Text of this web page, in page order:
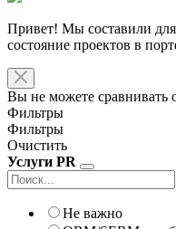
Привет! Мы составили для
состояние проектов в
Вы не можете сравнивать
Фильтры
Фильтры
Очистить
Услуги PR
Не важно